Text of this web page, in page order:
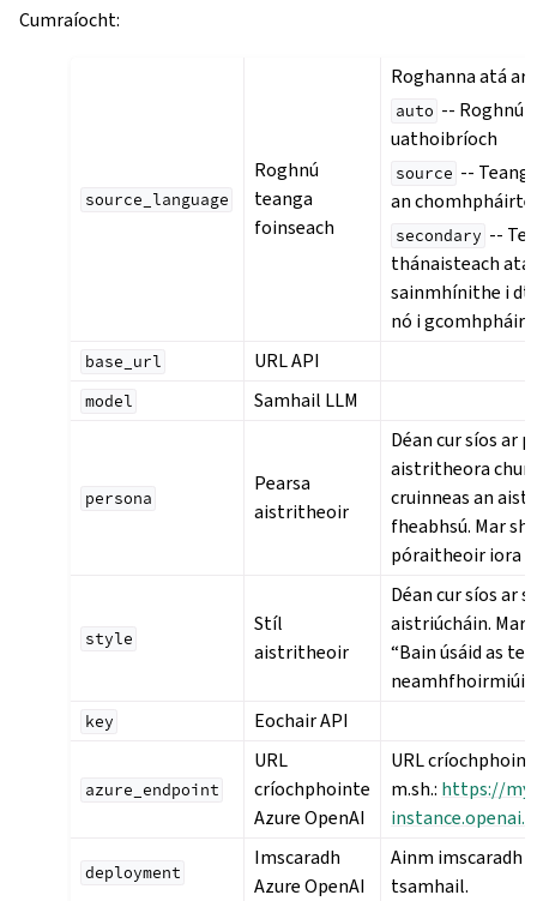
Cumraíocht:
source_language
Roghnú
teanga
foinseach
Roghanna atá ar
auto -- Roghnú
uathoibríoch
source --
an chomhpháirte
secondary --
thánaisteach atá
sainmhínithe i
nó i gcomhpháirt
base_url URL API
model Samhail LLM
persona
Pearsa
aistritheoir
Déan cur síos ar
aistritheora chun
cruinneas an
fheabhsú. Mar
póraitheoir iora
style
Stíl
aistritheoir
Déan cur síos ar
aistriúcháin. Mar
“Bain úsáid as
key Eochair API
azure_endpoint
URL
críochphointe
Azure OpenAI
URL
m.sh.: https://
deployment
Imscaradh
Azure OpenAI
Ainm imscaradh
tsamhail.